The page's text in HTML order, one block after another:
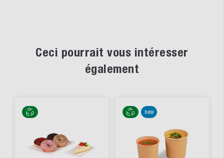
Ceci pourrait vous intéresser
également
new